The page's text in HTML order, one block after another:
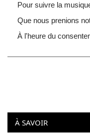
Pour suivre la
Que nous prenions
À l'heure du
À SAVOIR